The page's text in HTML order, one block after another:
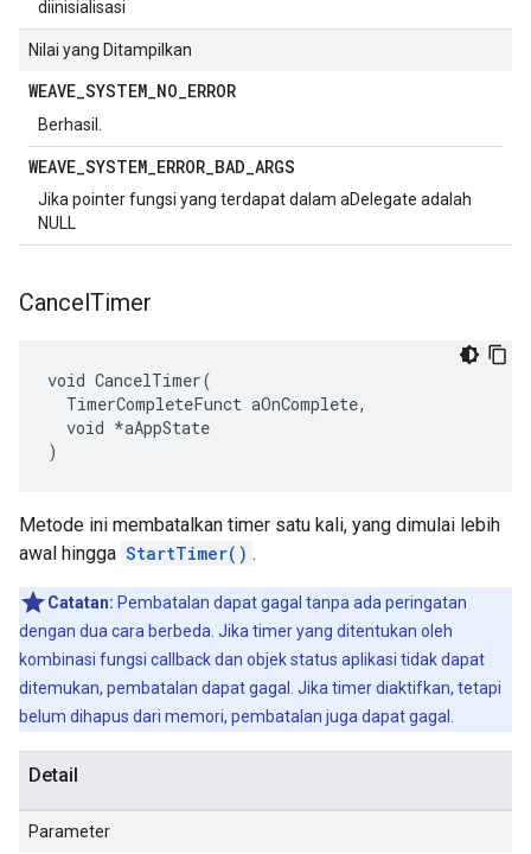
diinisialisasi
Nilai yang Ditampilkan
WEAVE_SYSTEM_NO_ERROR
Berhasil.
WEAVE_SYSTEM_ERROR_BAD_ARGS
Jika pointer fungsi yang terdapat dalam aDelegate adalah
NULL
CancelTimer
void CancelTimer(
  TimerCompleteFunct aOnComplete,
  void *aAppState
)
Metode ini membatalkan timer satu kali, yang dimulai lebih
awal hingga StartTimer() .
Catatan: Pembatalan dapat gagal tanpa ada peringatan
dengan dua cara berbeda. Jika timer yang ditentukan oleh
kombinasi fungsi callback dan objek status aplikasi tidak dapat
ditemukan, pembatalan dapat gagal. Jika timer diaktifkan, tetapi
belum dihapus dari memori, pembatalan juga dapat gagal.
Detail
Parameter